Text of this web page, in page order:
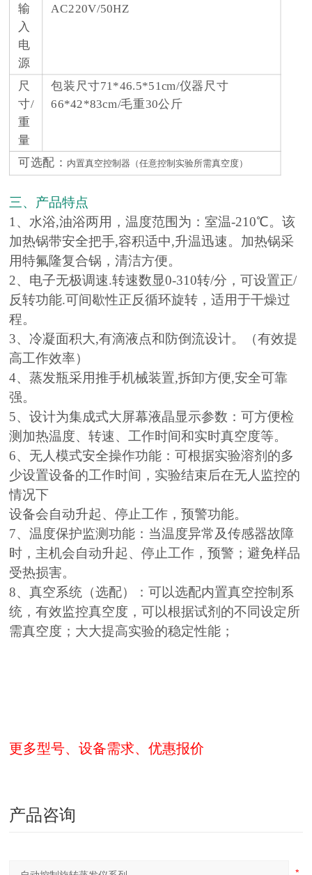
输
入
电
源
AC220V/50HZ
尺
寸/
重
量
包装尺寸71*46.5*51cm/仪器尺寸
66*42*83cm/毛重30公斤
可选配： 内置真空控制器（任意控制实验所需真空度）
三、产品特点
1、水浴,油浴两用，温度范围为：室温-210℃。该
加热锅带安全把手,容积适中,升温迅速。加热锅采
用特氟隆复合锅，清洁方便。
2、电子无极调速.转速数显0-310转/分，可设置正/
反转功能.可间歇性正反循环旋转，适用于干燥过
程。
3、冷凝面积大,有滴液点和防倒流设计。（有效提
高工作效率）
4、蒸发瓶采用推手机械装置,拆卸方便,安全可靠
强。
5、设计为集成式大屏幕液晶显示参数：可方便检
测加热温度、转速、工作时间和实时真空度等。
6、无人模式安全操作功能：可根据实验溶剂的多
少设置设备的工作时间，实验结束后在无人监控的
情况下
设备会自动升起、停止工作，预警功能。
7、温度保护监测功能：当温度异常及传感器故障
时，主机会自动升起、停止工作，预警；避免样品
受热损害。
8、真空系统（选配）：可以选配内置真空控制系
统，有效监控真空度，可以根据试剂的不同设定所
需真空度；大大提高实验的稳定性能；
更多型号、设备需求、优惠报价
产品咨询